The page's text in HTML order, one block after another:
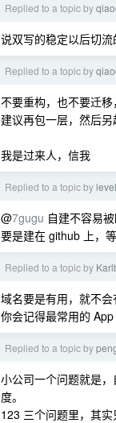
Replied to a topic by
说双写的稳定以后切
Replied to a topic by
不要重构，也不要迁
建议再包一层，然后另
我是过来人，信我
Replied to a topic by
@7gugu 自建不容易
要是建在 github 上，
Replied to a topic by
域名要是有用，就不会
你会记得最常用的 App
Replied to a topic by
小公司一个问题就是
度。
123 三个问题里，其